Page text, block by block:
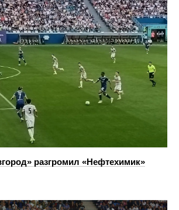
разгромил «Нефтехимик»